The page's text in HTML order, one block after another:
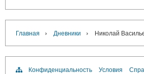
Главная › Дневники › Николай
Конфиденциальность Условия